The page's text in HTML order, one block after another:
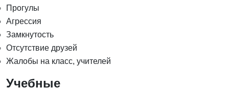
Прогулы
Агрессия
Замкнутость
Отсутствие друзей
Жалобы на класс, учителей
Учебные